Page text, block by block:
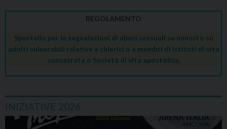
REGOLAMENTO
Sportello per le segnalazioni di abusi sessuali su minori o su
adulti vulnerabili relative a chierici o a membri di Istituti di vita
consacrata o Società di vita apostolica.
INIZIATIVE 2026